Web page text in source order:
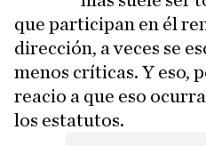
que participan en él
dirección, a veces se
menos críticas. Y eso,
reacio a que eso
los estatutos.